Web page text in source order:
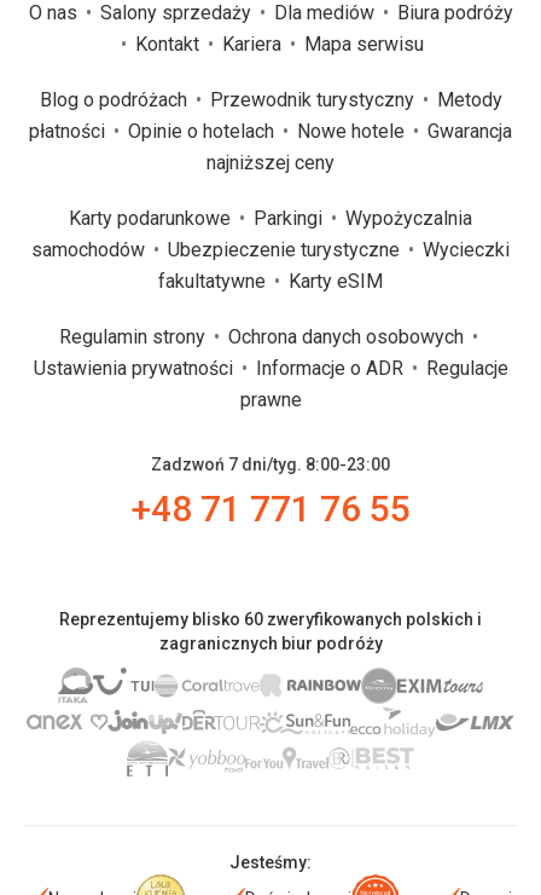
O nas Salony sprzedaży Dla mediów
Biura podróży
Kontakt
Kariera Mapa serwisu
Blog o podróżach Przewodnik turystyczny
Metody
płatności
Opinie o hotelach Nowe hotele
Gwarancja
najniższej ceny
Karty podarunkowe Parkingi
Wypożyczalnia
samochodów
Ubezpieczenie turystyczne
Wycieczki
fakultatywne
Karty eSIM
Regulamin strony
Ochrona danych osobowych
Ustawienia prywatności
Informacje o ADR
Regulacje
prawne
Zadzwoń 7 dni/tyg. 8:00-23:00
+48 71 771 76 55
Reprezentujemy blisko 60 zweryfikowanych polskich i
zagranicznych biur podróży
Jesteśmy: